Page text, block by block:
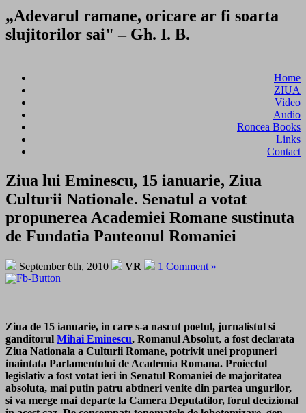
„Adevarul ramane, oricare ar fi soarta
slujitorilor sai" – Gh. I. B.
Home
ZIUA
Video
Audio
Roncea Books
Links
Contact
Ziua lui Eminescu, 15 ianuarie, Ziua
Culturii Nationale. Senatul a votat
propunerea Academiei Romane sustinuta
de Fundatia Panteonul Romaniei
September 6th, 2010 VR 1 Comment »
Ziua de 15 ianuarie, in care s-a nascut poetul, jurnalistul si
ganditorul Mihai Eminescu, Romanul Absolut, a fost declarata
Ziua Nationala a Culturii Romane, potrivit unei propuneri
inaintata Parlamentului de Academia Romana. Proiectul
legislativ a fost votat ieri in Senatul Romaniei de majoritatea
absoluta, mai putin patru abtineri venite din partea ungurilor,
si va merge mai departe la Camera Deputatilor, forul decizional